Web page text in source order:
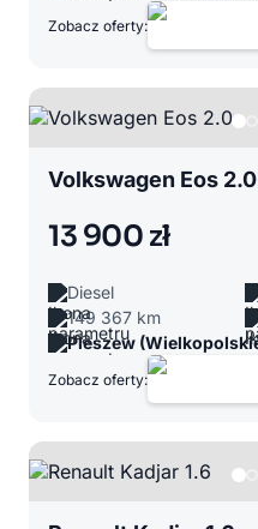
Zobacz oferty:
Volkswagen Eos 2.0
13 900 zł
Diesel
149 367 km
Pleszew
Zobacz oferty: